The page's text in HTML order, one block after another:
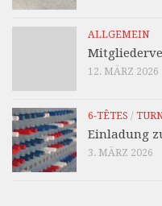
ALLGEMEIN
12. MÄRZ 2026
6-TÊTES /
Einladung
3. MÄRZ 2026